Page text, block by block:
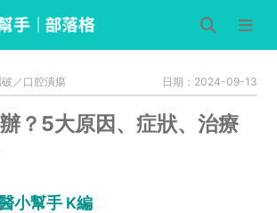
破／口腔潰瘍 日期：2024-09-13
？5大原因、症狀、治療
小幫手 K編